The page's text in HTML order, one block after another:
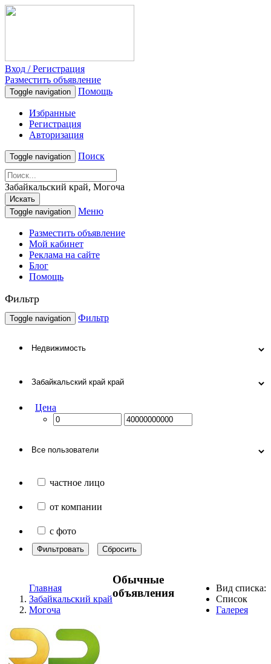
Вход / Регистрация
Разместить объявление
Toggle navigation Помощь
Избранные
Регистрация
Авторизация
Toggle navigation Поиск
Забайкальский край, Могоча
Искать
Toggle navigation
Меню
Разместить объявление
Мой кабинет
Реклама на сайте
Блог
Помощь
Фильтр
Toggle navigation Фильтр
Цена
частное лицо
от компании
с фото
Фильтровать Сбросить
Главная
Забайкальский край
Могоча
Вид списка:
Список
Галерея
Обычные
объявления